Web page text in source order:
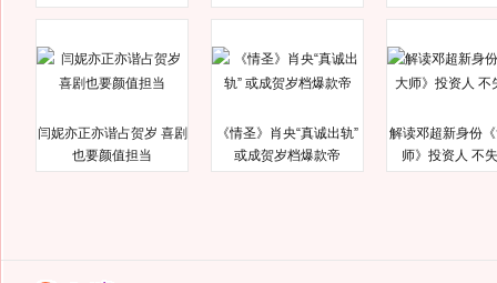
闫妮亦正亦谐占贺岁 喜剧
也要颜值担当
《情圣》肖央“真诚出轨”
或成贺岁档爆款帝
解读邓超新身份
师》投资人 不